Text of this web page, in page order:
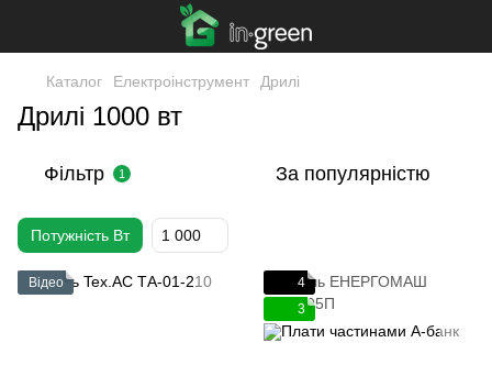
Каталог Електроінструмент Дрилі
Дрилі 1000 вт
Фільтр 1 За популярністю
Потужність Вт 1 000
Відео
4
3